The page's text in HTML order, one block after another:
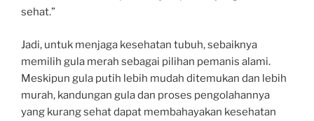
sehat.”
Jadi, untuk menjaga kesehatan tubuh, sebaiknya
memilih gula merah sebagai pilihan pemanis alami.
Meskipun gula putih lebih mudah ditemukan dan lebih
murah, kandungan gula dan proses pengolahannya
yang kurang sehat dapat membahayakan kesehatan